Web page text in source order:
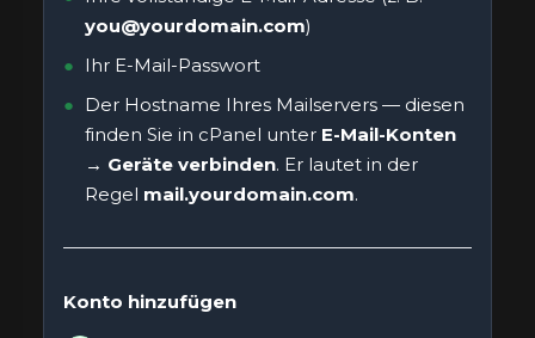
you@yourdomain.com)
Ihr E-Mail-Passwort
Der Hostname Ihres Mailservers — diesen
finden Sie in cPanel unter E-Mail-Konten
→ Geräte verbinden. Er lautet in der
Regel mail.yourdomain.com.
Konto hinzufügen